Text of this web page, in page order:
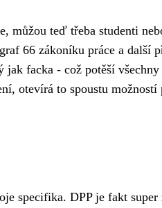
, můžou teď třeba studenti
66 zákoníku práce a další
facka - což potěší všechny
otevírá to spoustu možností
specifika. DPP je fakt super